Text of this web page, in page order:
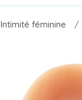
Intimité féminine